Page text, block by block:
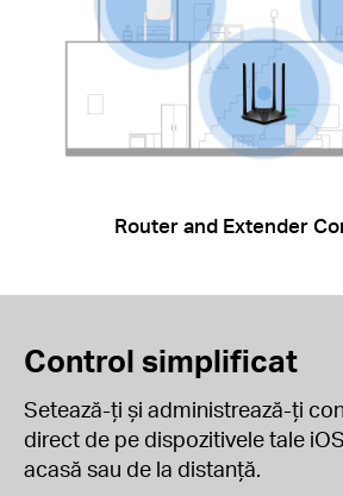
Router and Extender
Control simplificat
Setează-ți și administrează-ți
direct de pe dispozitivele tale
acasă sau de la distanță.